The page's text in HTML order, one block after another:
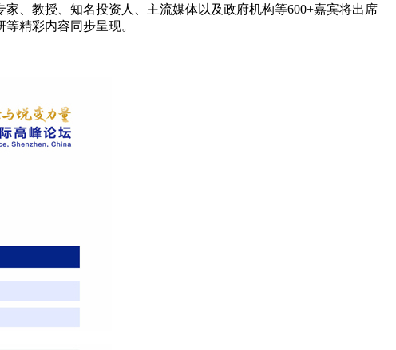
、教授、知名投资人、主流媒体以及政府机构等600+嘉宾将出席
精彩内容同步呈现。